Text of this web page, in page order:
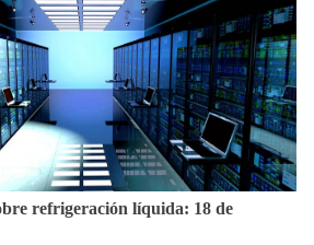
refrigeración líquida: 18 de